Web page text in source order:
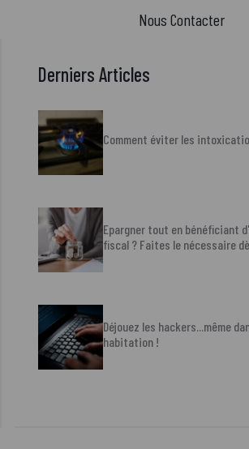
Nous Contacter
Derniers Articles
Comment éviter les
Epargner tout en bénéficiant
fiscal ? Faites le nécessaire
Déjouez les hackers...même
habitation !